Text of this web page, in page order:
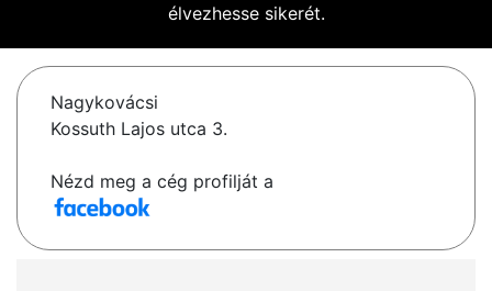
élvezhesse sikerét.
Nagykovácsi
Kossuth Lajos utca 3.
Nézd meg a cég profilját a